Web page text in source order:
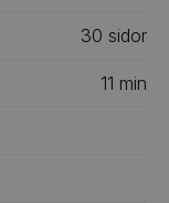
30 ‎‎ sidor
11 min